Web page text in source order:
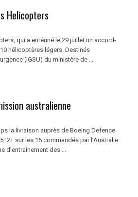
Helicopters
qui a entériné le 29 juillet un accord-
hélicoptères légers. Destinés
(IGSU) du ministère de ...
australienne
la livraison auprès de Boeing Defence
sur les 15 commandés par l’Australie
d’entraînement des ...